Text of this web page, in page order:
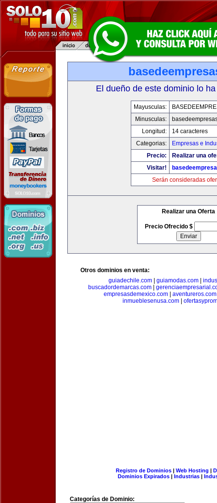
El dueño de este dominio lo
Mayusculas:
Minusculas:
Longitud:
14 caracteres
Categorias:
Empresas e
Precio:
Realizar una
Visitar!
Serán consideradas
Realizar una Oferta
Precio Ofrecido $
Otros dominios en venta:
guiadechile.com
guiamodas.com
buscadordemarcas.com|
empresasdemexico.com| aventureros.com
inmueblesenusa.com
Registro de Dominios| Web Hosting |
Dominios Expirados | Industrias |
Categorías de Dominio: